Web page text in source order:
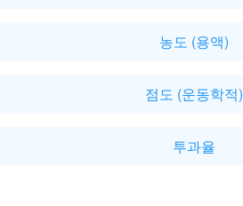
농도 (용액)
점도 (운동학적)
투과율